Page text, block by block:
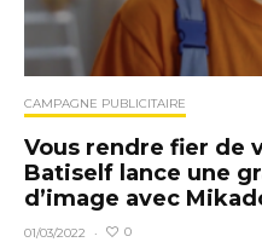
CAMPAGNE PUBLICITAIRE
Vous rendre fier de
Batiself lance une
d’image avec
01/03/2022 · 0